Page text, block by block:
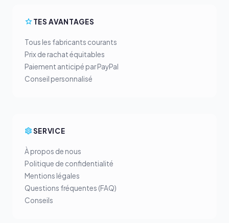
TES AVANTAGES
Tous les fabricants courants
Prix de rachat équitables
Paiement anticipé par PayPal
Conseil personnalisé
SERVICE
À propos de nous
Politique de confidentialité
Mentions légales
Questions fréquentes (FAQ)
Conseils